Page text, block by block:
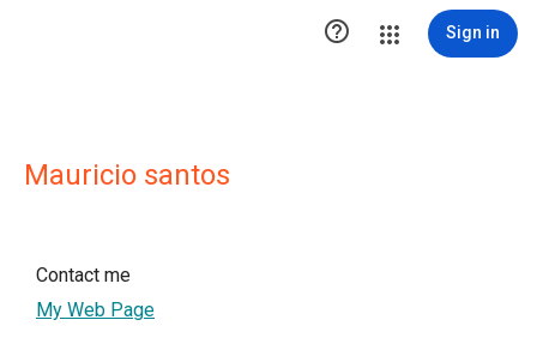
 Sign in
Mauricio santos
Contact me
My Web Page